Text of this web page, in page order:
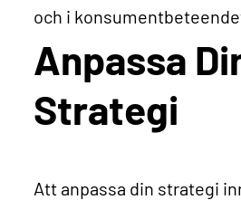
och i
Anpassa
Strategi
Att anpassa din strategi